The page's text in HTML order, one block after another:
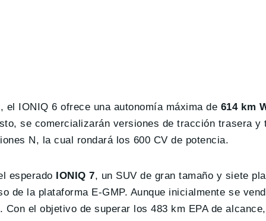
IONIQ 6 ofrece una autonomía máxima de 614 km
se comercializarán versiones de tracción trasera y
N, la cual rondará los 600 CV de potencia.
esperado IONIQ 7, un SUV de gran tamaño y siete
de la plataforma E-GMP. Aunque inicialmente se
el objetivo de superar los 483 km EPA de